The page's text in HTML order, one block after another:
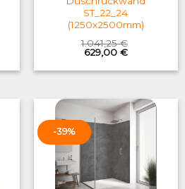
ST_22_24
(1250x2500mm)
1.041,25€
Original
price
was:
629,00 €Current
is:
-39%